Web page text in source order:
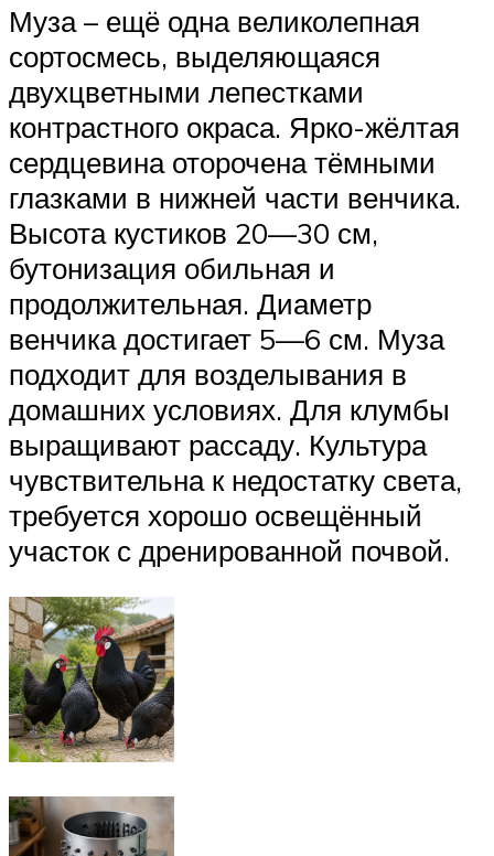
Муза – ещё одна великолепная
сортосмесь, выделяющаяся
двухцветными лепестками
контрастного окраса. Ярко-жёлтая
сердцевина оторочена тёмными
глазками в нижней части венчика.
Высота кустиков 20—30 см,
бутонизация обильная и
продолжительная. Диаметр
венчика достигает 5—6 см. Муза
подходит для возделывания в
домашних условиях. Для клумбы
выращивают рассаду. Культура
чувствительна к недостатку света,
требуется хорошо освещённый
участок с дренированной почвой.